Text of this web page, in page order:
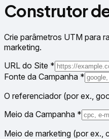
Construtor
Crie parâmetros UTM para
marketing.
URL do Site *
Fonte da Campanha *
O referenciador (por ex.,
Meio da Campanha *
Meio de marketing (por ex.,